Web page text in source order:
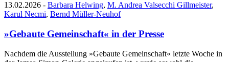
13.02.2026 - Barbara Helwing, M. Andrea Valsecchi Gillmeister,
Karul Necmi, Bernd Müller-Neuhof
»Gebaute Gemeinschaft« in der Presse
Nachdem die Ausstellung »Gebaute Gemeinschaft« letzte Woche in